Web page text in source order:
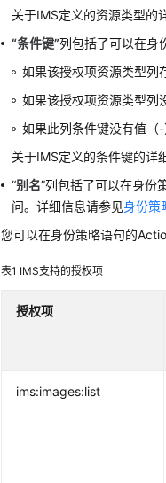
关于IMS定义的资源类型的
“条件键”列包括了可以在身
如果该授权项资源类型列
如果该授权项资源类型列
如果此列条件键没有值（
关于IMS定义的条件键的详
“别名”列包括了可以在身份
问。详细信息请参见身份策
您可以在身份策略语句的
表1 IMS支持的授权项
授权项
ims:images:list